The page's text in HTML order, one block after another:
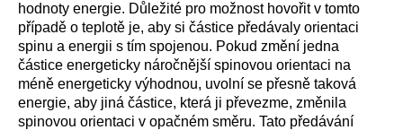
hodnoty energie. Důležité pro možnost hovořit v tomto
případě o teplotě je, aby si částice předávaly orientaci
spinu a energii s tím spojenou. Pokud změní jedna
částice energeticky náročnější spinovou orientaci na
méně energeticky výhodnou, uvolní se přesně taková
energie, aby jiná částice, která ji převezme, změnila
spinovou orientaci v opačném směru. Tato předávání